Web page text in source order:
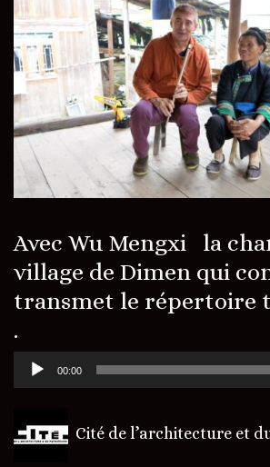
Avec Wu Mengxi la
village de Dimen qui
transmet le répertoire
.
Lecteur
audio
00:00
Cité de l’architecture et